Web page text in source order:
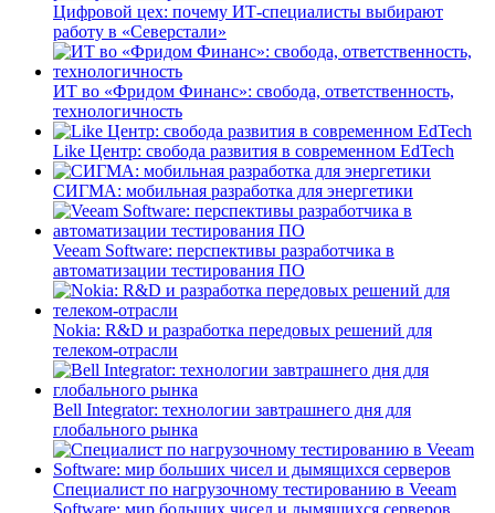
Цифровой цех: почему ИТ-специалисты выбирают
работу в «Северстали»
ИТ во «Фридом Финанс»: свобода, ответственность,
технологичность
Like Центр: свобода развития в современном EdTech
СИГМА: мобильная разработка для энергетики
Veeam Software: перспективы разработчика в
автоматизации тестирования ПО
Nokia: R&D и разработка передовых решений для
телеком-отрасли
Bell Integrator: технологии завтрашнего дня для
глобального рынка
Специалист по нагрузочному тестированию в Veeam
Software: мир больших чисел и дымящихся серверов